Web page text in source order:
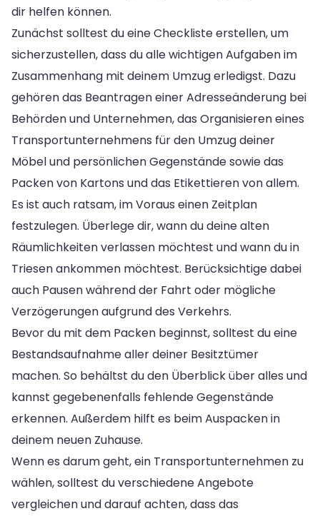
dir helfen können.
Zunächst solltest du eine Checkliste erstellen, um
sicherzustellen, dass du alle wichtigen Aufgaben im
Zusammenhang mit deinem Umzug erledigst. Dazu
gehören das Beantragen einer Adresseänderung bei
Behörden und Unternehmen, das Organisieren eines
Transportunternehmens für den Umzug deiner
Möbel und persönlichen Gegenstände sowie das
Packen von Kartons und das Etikettieren von allem.
Es ist auch ratsam, im Voraus einen Zeitplan
festzulegen. Überlege dir, wann du deine alten
Räumlichkeiten verlassen möchtest und wann du in
Triesen ankommen möchtest. Berücksichtige dabei
auch Pausen während der Fahrt oder mögliche
Verzögerungen aufgrund des Verkehrs.
Bevor du mit dem Packen beginnst, solltest du eine
Bestandsaufnahme aller deiner Besitztümer
machen. So behältst du den Überblick über alles und
kannst gegebenenfalls fehlende Gegenstände
erkennen. Außerdem hilft es beim Auspacken in
deinem neuen Zuhause.
Wenn es darum geht, ein Transportunternehmen zu
wählen, solltest du verschiedene Angebote
vergleichen und darauf achten, dass das